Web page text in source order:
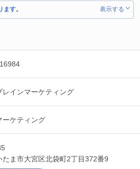
す。 表示する
レインマーケティング
ーケティング
たま市大宮区北袋町2丁目372番9